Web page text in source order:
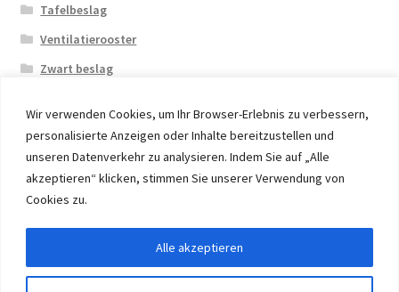
Wir verwenden Cookies, um Ihr Browser-Erlebnis zu verbessern,
personalisierte Anzeigen oder Inhalte bereitzustellen und
unseren Datenverkehr zu analysieren. Indem Sie auf „Alle
akzeptieren“ klicken, stimmen Sie unserer Verwendung von
Cookies zu.
Alle akzeptieren
Tafelbeslag
Ventilatierooster
Zwart beslag
© 2026 Eruon Trade UG, Germany, member of the ERUON